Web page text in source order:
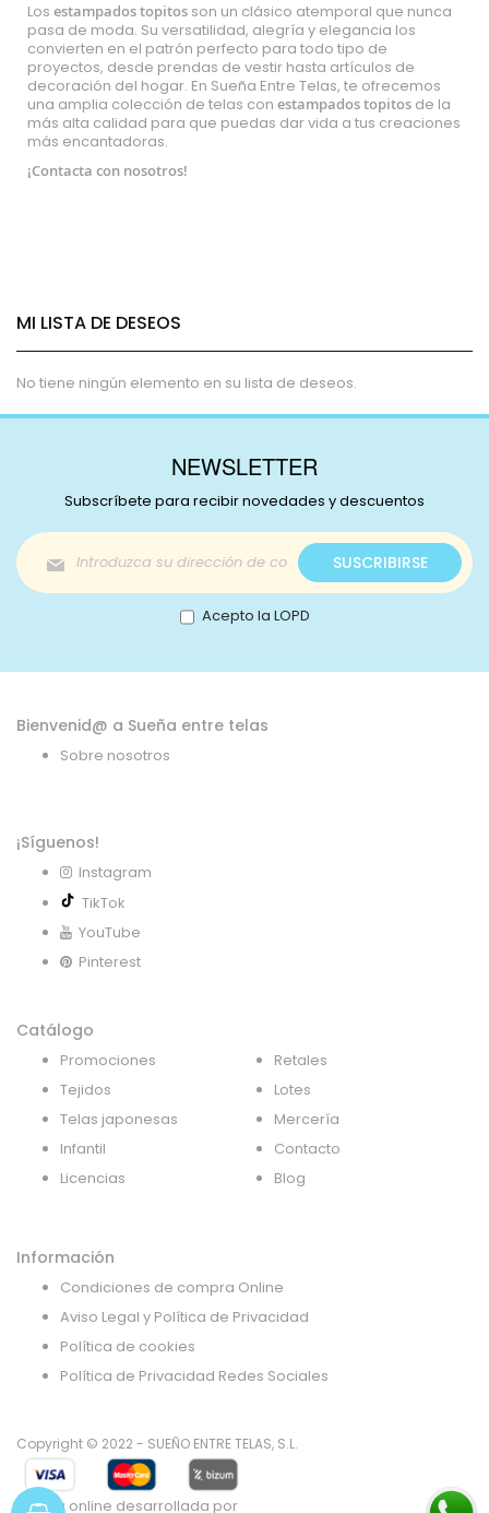
Los estampados topitos son un clásico atemporal que nunca
pasa de moda. Su versatilidad, alegría y elegancia los
convierten en el patrón perfecto para todo tipo de
proyectos, desde prendas de vestir hasta artículos de
decoración del hogar. En Sueña Entre Telas, te ofrecemos
una amplia colección de telas con estampados topitos de la
más alta calidad para que puedas dar vida a tus creaciones
más encantadoras.
¡Contacta con nosotros!
MI LISTA DE DESEOS
No tiene ningún elemento en su lista de deseos.
NEWSLETTER
Subscríbete para recibir novedades y descuentos
Inscríbase
a
nuestro
boletín
de
SUSCRIBIRSE
Acepto la LOPD
Bienvenid@ a Sueña entre telas
Sobre nosotros
¡Síguenos!
Instagram
TikTok
YouTube
Pinterest
Catálogo
Promociones
Tejidos
Telas japonesas
Infantil
Licencias
Retales
Lotes
Mercería
Contacto
Blog
Información
Condiciones de compra Online
Aviso Legal y Política de Privacidad
Política de cookies
Política de Privacidad Redes Sociales
Copyright © 2022 - SUEÑO ENTRE TELAS, S.L.
Tienda online desarrollada por